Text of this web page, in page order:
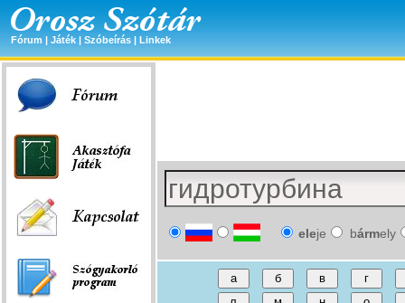
Fórum | Játék | Szóbeírás | Linkek
eleje bármely